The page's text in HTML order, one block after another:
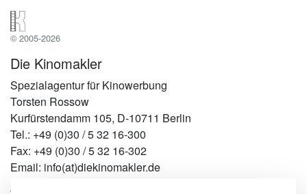
© 2005-2026
Die Kinomakler
Spezialagentur für Kinowerbung
Torsten Rossow
Kurfürstendamm 105, D-10711 Berlin
Tel.: +49 (0)30 / 5 32 16-300
Fax: +49 (0)30 / 5 32 16-302
Email: info(at)diekinomakler.de